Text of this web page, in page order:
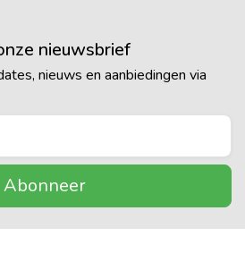
nieuwsbrief
nieuws en aanbiedingen via
Abonneer